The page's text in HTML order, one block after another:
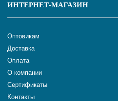
ИНТЕРНЕТ-МАГАЗИН
Оптовикам
Доставка
Оплата
О компании
Сертификаты
Контакты